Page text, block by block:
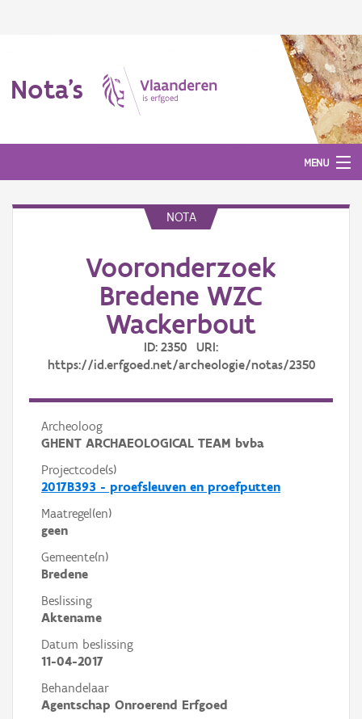
Nota's
MENU
NOTA
Vooronderzoek
Bredene WZC
Wackerbout
ID: 2350 URI:
https://id.erfgoed.net/archeologie/notas/2350
Archeoloog
GHENT ARCHAEOLOGICAL TEAM bvba
Projectcode(s)
2017B393 - proefsleuven en proefputten
Maatregel(en)
geen
Gemeente(n)
Bredene
Beslissing
Aktename
Datum beslissing
11-04-2017
Behandelaar
Agentschap Onroerend Erfgoed